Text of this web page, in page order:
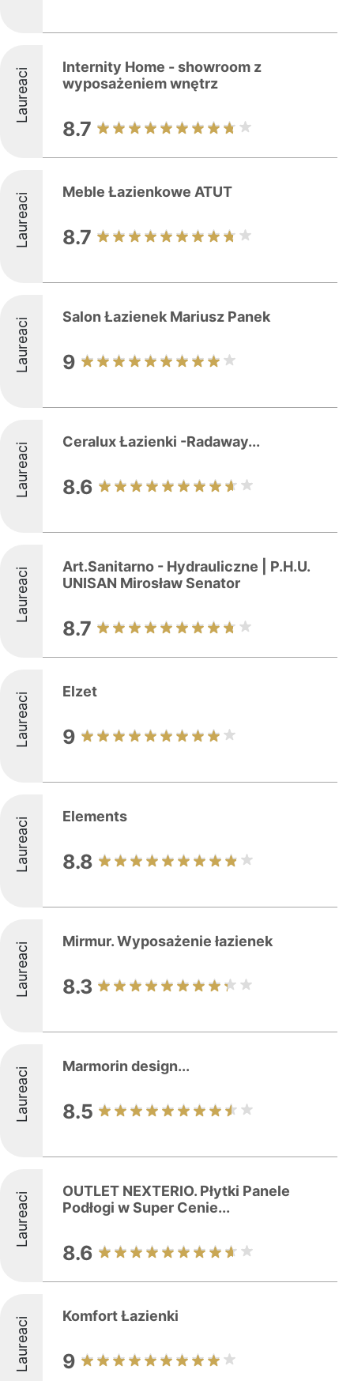
Laureaci
Internity Home - showroom z
wyposażeniem wnętrz
8.7
Laureaci Meble Łazienkowe ATUT
8.7
Laureaci Salon Łazienek Mariusz Panek
9
Laureaci Ceralux Łazienki -Radaway...
8.6
Laureaci
Art.Sanitarno - Hydrauliczne | P.H.U.
UNISAN Mirosław Senator
8.7
Laureaci Elzet
9
Laureaci Elements
8.8
Laureaci Mirmur. Wyposażenie łazienek
8.3
Laureaci Marmorin design...
8.5
Laureaci
OUTLET NEXTERIO. Płytki Panele
Podłogi w Super Cenie...
8.6
Laureaci Komfort Łazienki
9